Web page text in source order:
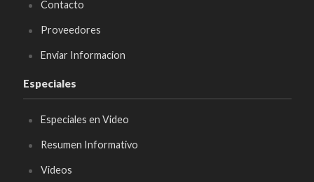
Contacto
Proveedores
Enviar Informacion
Especiales
Especiales en Video
Resumen Informativo
Videos